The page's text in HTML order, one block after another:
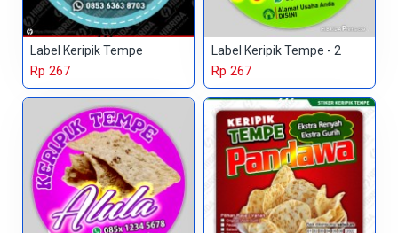
Label Keripik Tempe
Rp 267
Label Keripik Tempe - 2
Rp 267